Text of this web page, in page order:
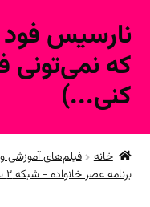
پرش
ناوبری
پرش
محتوا
نارسیس
که نمی‌تونی
کنی...)
خانه
حساب کاربری
خانه
فیلم‌های آموزشی
برنامه عصر خانواده - شبکه ۲ سیما